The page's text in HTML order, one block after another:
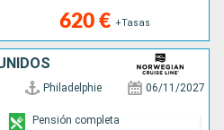
620 € +Tasas
Philadelphie 06/11/2027
Pensión completa